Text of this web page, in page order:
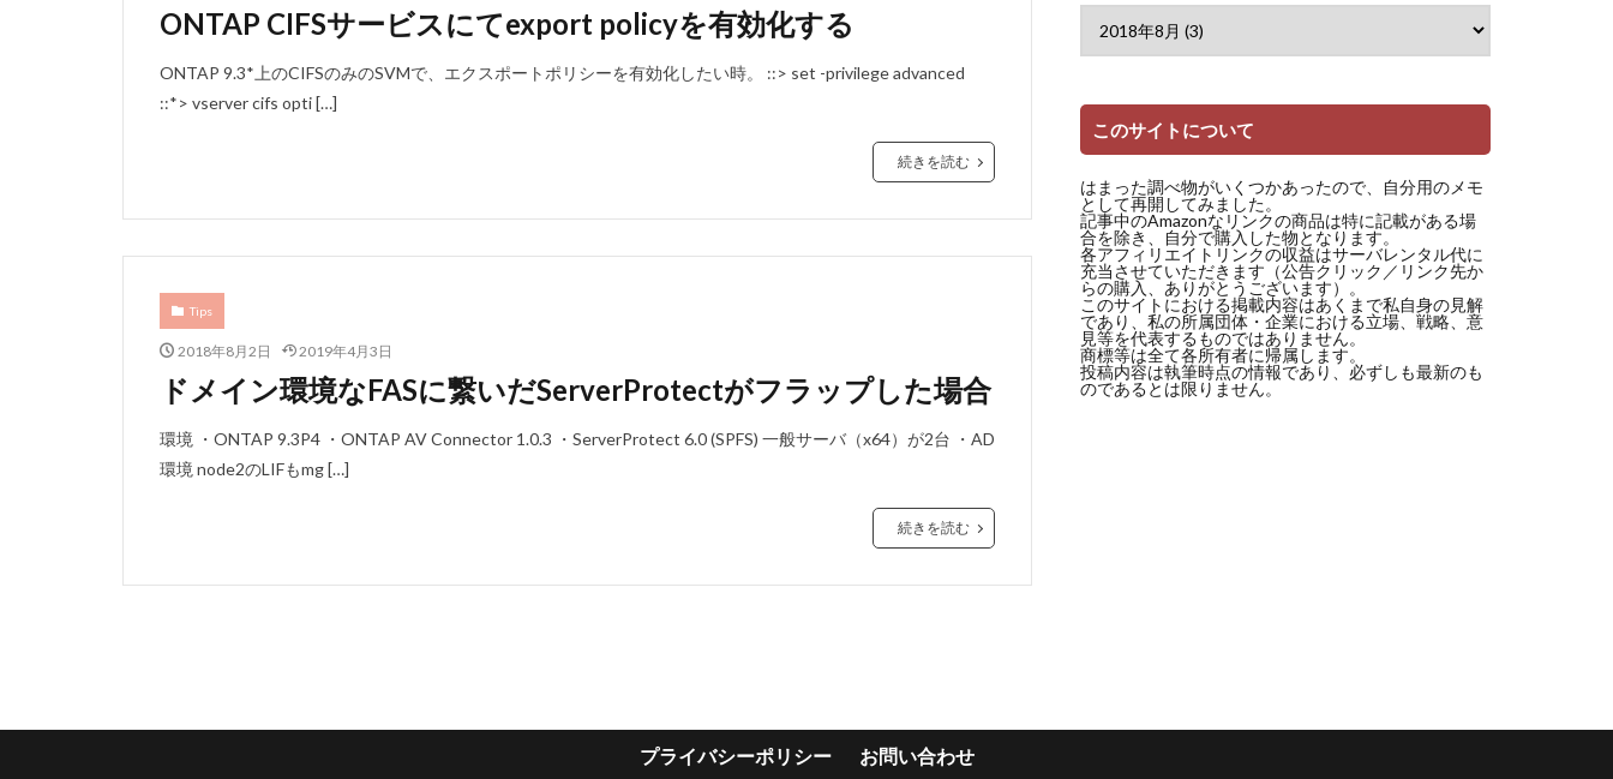
ONTAP CIFSサービスにてexport policyを有効化する
ONTAP 9.3*上のCIFSのみのSVMで、エクスポートポリシーを有効化したい時。 ::> set -privilege advanced
::*> vserver cifs opti […]
続きを読む
Tips
2018年8月2日 2019年4月3日
ドメイン環境なFASに繋いだServerProtectがフラップした場合
環境 ・ONTAP 9.3P4 ・ONTAP AV Connector 1.0.3 ・ServerProtect 6.0 (SPFS) 一般サーバ（x64）が2台 ・AD
環境 node2のLIFもmg […]
続きを読む
このサイトについて
はまった調べ物がいくつかあったので、自分用のメモ
として再開してみました。
記事中のAmazonなリンクの商品は特に記載がある場
合を除き、自分で購入した物となります。
各アフィリエイトリンクの収益はサーバレンタル代に
充当させていただきます（公告クリック／リンク先か
らの購入、ありがとうございます）。
このサイトにおける掲載内容はあくまで私自身の見解
であり、私の所属団体・企業における立場、戦略、意
見等を代表するものではありません。
商標等は全て各所有者に帰属します。
投稿内容は執筆時点の情報であり、必ずしも最新のも
のであるとは限りません。
プライバシーポリシー お問い合わせ